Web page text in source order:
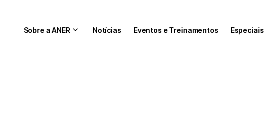
Sobre a ANER Notícias Eventos e Treinamentos Especiais